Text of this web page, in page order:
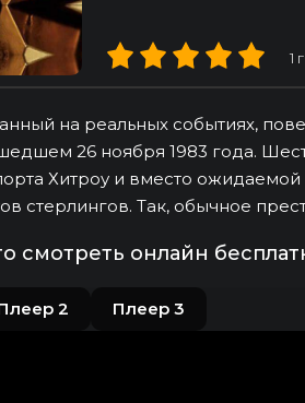
1
на реальных событиях,
26 ноября 1983 года.
Хитроу и вместо ожидаемой
стерлингов. Так, обычное
смотреть онлайн
2 Плеер 3